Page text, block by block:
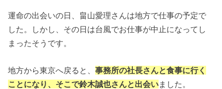
運命の出会いの日、畠山愛理さんは地方で仕事の予定で
した。しかし、その日は台風でお仕事が中止になってし
まったそうです。
地方から東京へ戻ると、事務所の社長さんと食事に行く
ことになり、そこで鈴木誠也さんと出会いました。